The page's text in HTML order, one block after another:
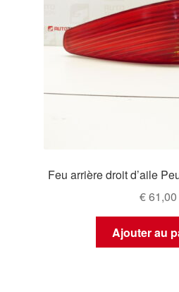
Feu arrière droit d’aile
€61,00
Ajouter au